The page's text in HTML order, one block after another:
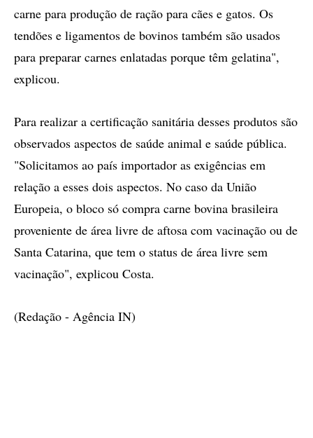
carne para produção de ração para cães e gatos. Os
tendões e ligamentos de bovinos também são usados
para preparar carnes enlatadas porque têm gelatina",
explicou.
Para realizar a certificação sanitária desses produtos são
observados aspectos de saúde animal e saúde pública.
"Solicitamos ao país importador as exigências em
relação a esses dois aspectos. No caso da União
Europeia, o bloco só compra carne bovina brasileira
proveniente de área livre de aftosa com vacinação ou de
Santa Catarina, que tem o status de área livre sem
vacinação", explicou Costa.
(Redação - Agência IN)